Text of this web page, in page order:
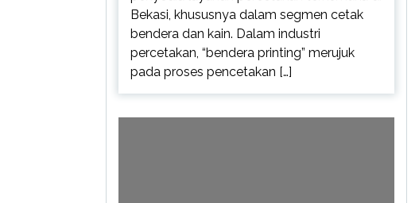
Bekasi, khususnya dalam segmen cetak
bendera dan kain. Dalam industri
percetakan, “bendera printing” merujuk
pada proses pencetakan […]